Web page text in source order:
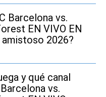
Barcelona vs.
EN VIVO EN
amistoso 2026?
y qué canal
vs.